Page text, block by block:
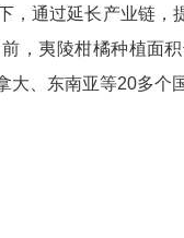
为宜昌橘农增收
好，过年前我们